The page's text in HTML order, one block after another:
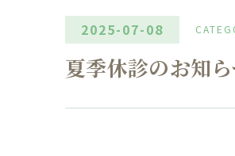
2025-07-08
夏季休診のお知